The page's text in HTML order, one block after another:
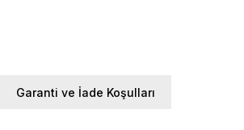
Garanti ve İade Koşulları